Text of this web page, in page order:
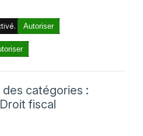
Autoriser
catégories :
fiscal